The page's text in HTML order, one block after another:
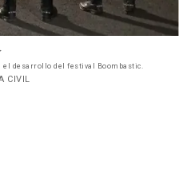
el desarrollo del festival Boombastic.
CIVIL